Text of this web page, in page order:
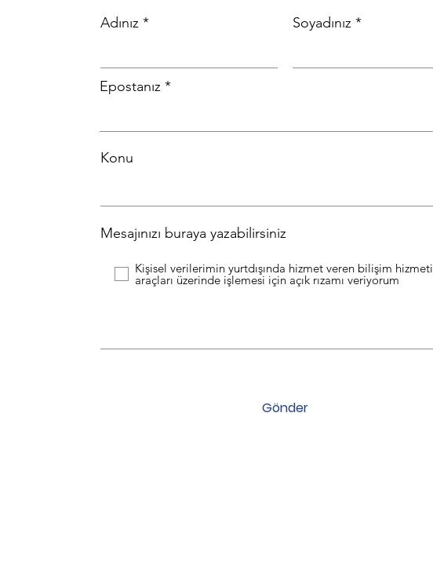
Adınız Soyadınız
Epostanız
Konu
Mesajınızı buraya yazabilirsiniz
Kişisel verilerimin yurtdışında hizmet veren bilişim hizmeti
araçları üzerinde işlemesi için açık rızamı veriyorum
Gönder